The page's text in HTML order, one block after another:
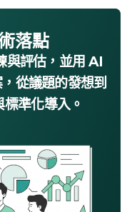
落點
與評估，並用 AI
從議題的發想到
準化導入。